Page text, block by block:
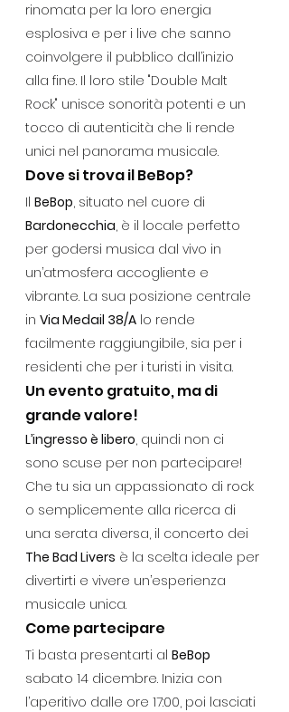
rinomata per la loro energia
esplosiva e per i live che sanno
coinvolgere il pubblico dall’inizio
alla fine. Il loro stile "Double Malt
Rock" unisce sonorità potenti e un
tocco di autenticità che li rende
unici nel panorama musicale.
Dove si trova il BeBop?
Il BeBop, situato nel cuore di
Bardonecchia, è il locale perfetto
per godersi musica dal vivo in
un’atmosfera accogliente e
vibrante. La sua posizione centrale
in Via Medail 38/A lo rende
facilmente raggiungibile, sia per i
residenti che per i turisti in visita.
Un evento gratuito, ma di
grande valore!
L’ingresso è libero, quindi non ci
sono scuse per non partecipare!
Che tu sia un appassionato di rock
o semplicemente alla ricerca di
una serata diversa, il concerto dei
The Bad Livers è la scelta ideale per
divertirti e vivere un’esperienza
musicale unica.
Come partecipare
Ti basta presentarti al BeBop
sabato 14 dicembre. Inizia con
l’aperitivo dalle ore 17:00, poi lasciati